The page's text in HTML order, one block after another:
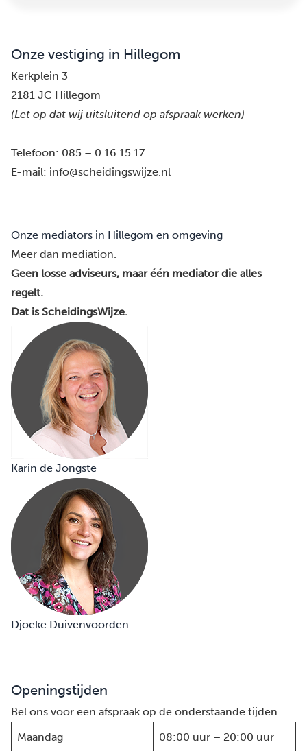
Onze vestiging in Hillegom
Kerkplein 3
2181 JC Hillegom
(Let op dat wij uitsluitend op afspraak werken)
Telefoon: 085 – 0 16 15 17
E-mail: info@scheidingswijze.nl
Onze mediators in Hillegom en omgeving
Meer dan mediation.
Geen losse adviseurs, maar één mediator die alles
regelt.
Dat is ScheidingsWijze.
Karin de Jongste
Djoeke Duivenvoorden
Openingstijden
Bel ons voor een afspraak op de onderstaande tijden.
Maandag
08:00 uur – 20:00 uur